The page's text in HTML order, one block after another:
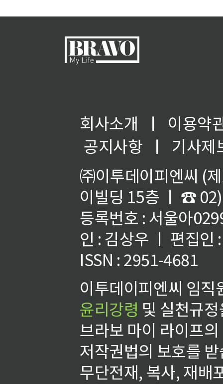
회사소개 ㅣ
이용약
공지사항
ㅣ
기사제
㈜이투데이피엔씨 (
이빌딩 15층 ㅣ ☎
등록번호 : 서울아
인 : 김상우 ㅣ 편집인
ISSN : 2951-4681
이투데이피엔씨 임
윤리강령 및 실천규
브라보 마이 라이프
저작권법의 보호를
무단전재, 복사, 재배